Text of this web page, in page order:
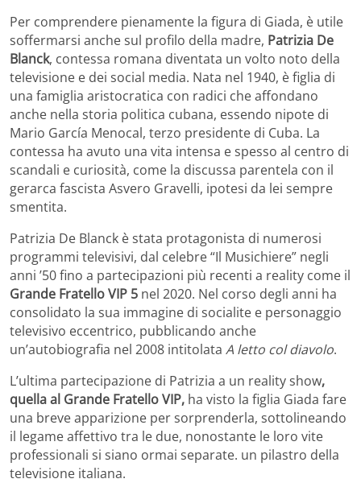
Per comprendere pienamente la figura di Giada, è utile
soffermarsi anche sul profilo della madre, Patrizia De
Blanck, contessa romana diventata un volto noto della
televisione e dei social media. Nata nel 1940, è figlia di
una famiglia aristocratica con radici che affondano
anche nella storia politica cubana, essendo nipote di
Mario García Menocal, terzo presidente di Cuba. La
contessa ha avuto una vita intensa e spesso al centro di
scandali e curiosità, come la discussa parentela con il
gerarca fascista Asvero Gravelli, ipotesi da lei sempre
smentita.
Patrizia De Blanck è stata protagonista di numerosi
programmi televisivi, dal celebre “Il Musichiere” negli
anni ’50 fino a partecipazioni più recenti a reality come il
Grande Fratello VIP 5 nel 2020. Nel corso degli anni ha
consolidato la sua immagine di socialite e personaggio
televisivo eccentrico, pubblicando anche
un’autobiografia nel 2008 intitolata A letto col diavolo.
L’ultima partecipazione di Patrizia a un reality show,
quella al Grande Fratello VIP, ha visto la figlia Giada fare
una breve apparizione per sorprenderla, sottolineando
il legame affettivo tra le due, nonostante le loro vite
professionali si siano ormai separate. un pilastro della
televisione italiana.